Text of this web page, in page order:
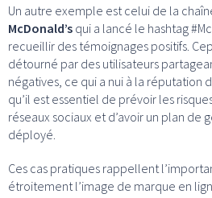
Un autre exemple est celui de la
McDonald’s qui a lancé le hashtag
recueillir des témoignages positifs.
détourné par des utilisateurs
négatives, ce qui a nui à la réputation
qu’il est essentiel de prévoir les
réseaux sociaux et d’avoir un plan de
déployé.
Ces cas pratiques rappellent
étroitement l’image de marque en